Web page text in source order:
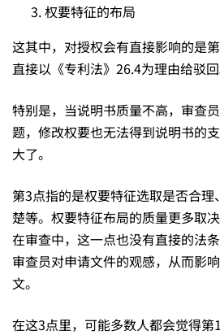
质
量
的
申
请
文
权要特征的布局
这其中，对授权会有直接影响的是
直接以《专利法》26.4为理由给驳回
特别是，当说明书质量不高，审查
题，修改权要也无法得到说明书的
大了。
第3点指的是权要特征选取是否合
楚等。权要特征布局的质量更多取
在审查中，这一点也没有直接的法
审查员对申请文件的观感，从而影
文。
在这3点里，可能多数人都会觉得